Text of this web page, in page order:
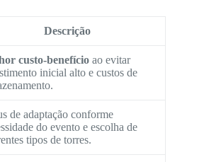
Descrição
custo-benefício ao evitar
inicial alto e custos de
de adaptação conforme
do evento e escolha de
tipos de torres.